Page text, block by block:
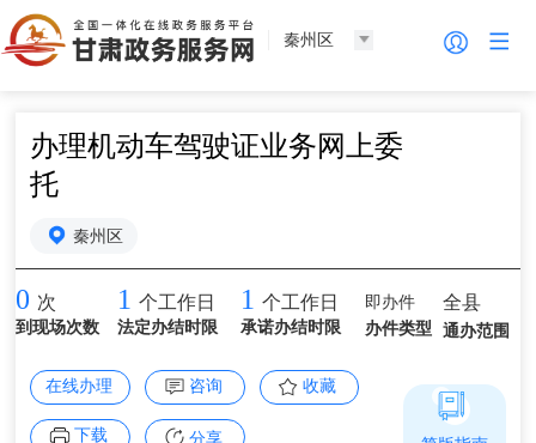
秦州区
办理机动车驾驶证业务网上委
托
秦州区
0 次
到现场次数
1 个工作日
法定办结时限
1 个工作日
承诺办结时限
即办件
办件类型
全县
通办范围
在线办理 咨询 收藏
下载 分享